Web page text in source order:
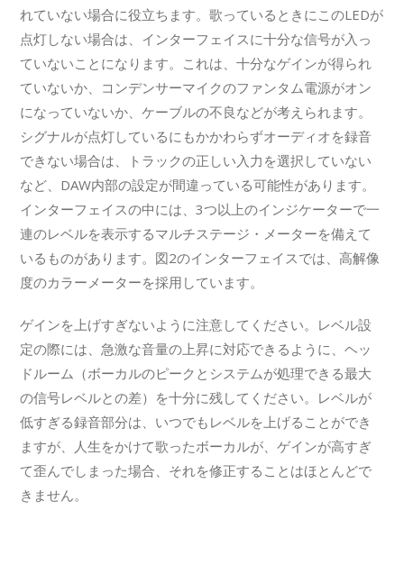
れていない場合に役立ちます。歌っているときにこのLEDが
点灯しない場合は、インターフェイスに十分な信号が入っ
ていないことになります。これは、十分なゲインが得られ
ていないか、コンデンサーマイクのファンタム電源がオン
になっていないか、ケーブルの不良などが考えられます。
シグナルが点灯しているにもかかわらずオーディオを録音
できない場合は、トラックの正しい入力を選択していない
など、DAW内部の設定が間違っている可能性があります。
インターフェイスの中には、3つ以上のインジケーターで一
連のレベルを表示するマルチステージ・メーターを備えて
いるものがあります。図2のインターフェイスでは、高解像
度のカラーメーターを採用しています。
ゲインを上げすぎないように注意してください。レベル設
定の際には、急激な音量の上昇に対応できるように、ヘッ
ドルーム（ボーカルのピークとシステムが処理できる最大
の信号レベルとの差）を十分に残してください。レベルが
低すぎる録音部分は、いつでもレベルを上げることができ
ますが、人生をかけて歌ったボーカルが、ゲインが高すぎ
て歪んでしまった場合、それを修正することはほとんどで
きません。